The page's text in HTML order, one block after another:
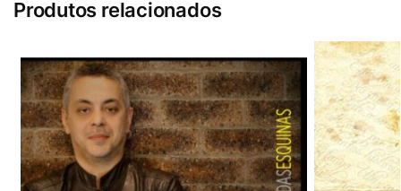
Produtos relacionados